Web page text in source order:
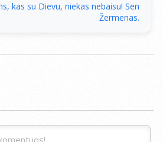
kas su Dievu, niekas nebaisu! Sen
Žermenas.